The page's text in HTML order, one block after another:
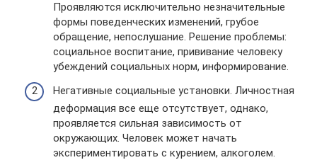
Проявляются исключительно незначительные
формы поведенческих изменений, грубое
обращение, непослушание. Решение проблемы:
социальное воспитание, прививание человеку
убеждений социальных норм, информирование.
Негативные социальные установки. Личностная
деформация все еще отсутствует, однако,
проявляется сильная зависимость от
окружающих. Человек может начать
экспериментировать с курением, алкоголем.